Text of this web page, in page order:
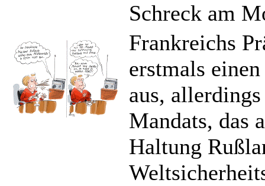
Schreck am
Frankreichs
erstmals
aus,
Mandats, das
Haltung